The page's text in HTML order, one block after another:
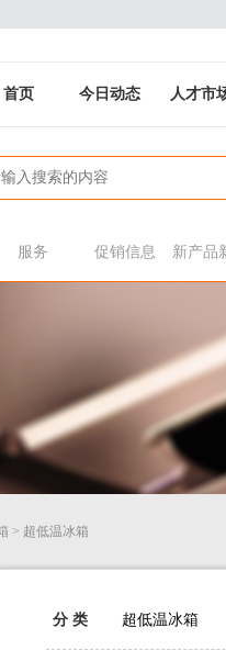
首页 今日动态 人才市
服务 促销信息 新产品
> 超低温冰箱
分 类 超低温冰箱